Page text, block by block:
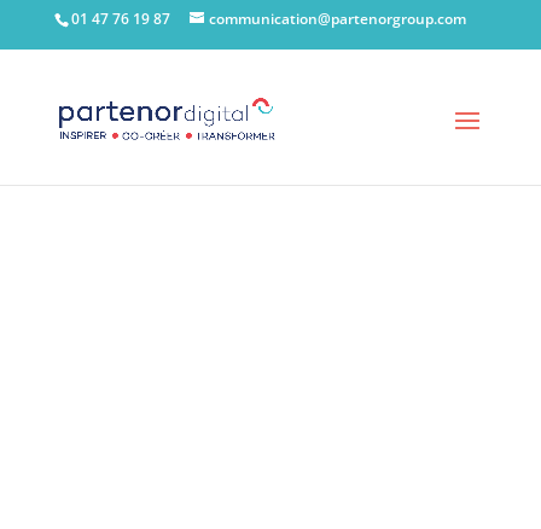
01 47 76 19 87 communication@partenorgroup.com